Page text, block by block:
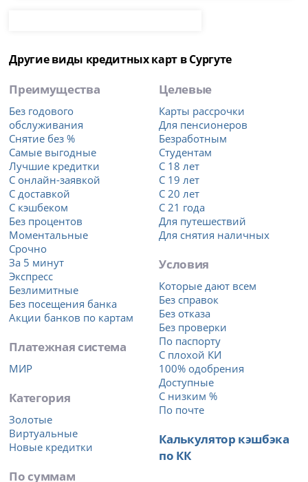
Другие виды кредитных карт в Сургуте
Преимущества
Без годового
обслуживания
Снятие без %
Самые выгодные
Лучшие кредитки
С онлайн-заявкой
С доставкой
С кэшбеком
Без процентов
Моментальные
Срочно
За 5 минут
Экспресс
Безлимитные
Без посещения банка
Акции банков по картам
Платежная система
МИР
Категория
Золотые
Виртуальные
Новые кредитки
По суммам
Целевые
Карты рассрочки
Для пенсионеров
Безработным
Студентам
С 18 лет
С 19 лет
С 20 лет
С 21 года
Для путешествий
Для снятия наличных
Условия
Которые дают всем
Без справок
Без отказа
Без проверки
По паспорту
С плохой КИ
100% одобрения
Доступные
С низким %
По почте
Калькулятор кэшбэка
по КК